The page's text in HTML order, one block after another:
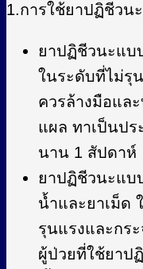
1.การใช้ยาปฏิชีวนะ
ยาปฏิชีวนะแบ
ในระดับที่ไม่รุ
ควรล้างมือแล
แผล ทาเป็นปร
นาน 1 สัปดาห์
ยาปฏิชีวนะแบ
น้ำและยาเม็ด
รุนแรงและกร
ผู้ป่วยที่ใช้ยาป